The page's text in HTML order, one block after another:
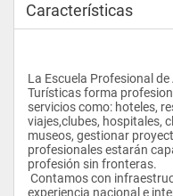
Características
La Escuela Profesional
Turísticas forma
servicios como: hoteles,
viajes,clubes, hospitales,
museos, gestionar
profesionales estarán
profesión sin fronteras.
experiencia nacional e